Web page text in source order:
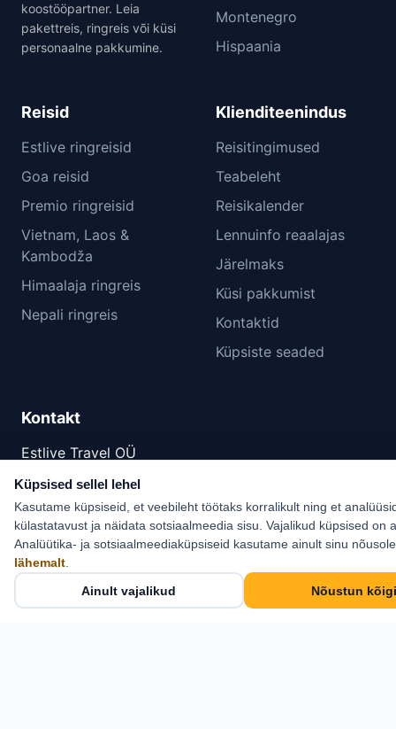
koostööpartner. Leia
pakettreis, ringreis või küsi
personaalne pakkumine.
Montenegro
Hispaania
Reisid
Estlive ringreisid
Goa reisid
Premio ringreisid
Vietnam, Laos &
Kambodža
Himaalaja ringreis
Nepali ringreis
Klienditeenindus
Reisitingimused
Teabeleht
Reisikalender
Lennuinfo reaalajas
Järelmaks
Küsi pakkumist
Kontaktid
Küpsiste seaded
Kontakt
Estlive Travel OÜ
Cosius Pubi, II korrus
Pikk tn 21, Kose,
Harjumaa 75101
+372 6 555 800
info@estlive.ee
Küpsised sellel lehel
Kasutame küpsiseid, et veebileht töötaks korralikult ning et
külastatavust ja näidata sotsiaalmeedia sisu. Vajalikud küpsised on
Analüütika- ja sotsiaalmeediaküpsiseid kasutame ainult sinu
lähemalt.
Ainult vajalikud Nõustun